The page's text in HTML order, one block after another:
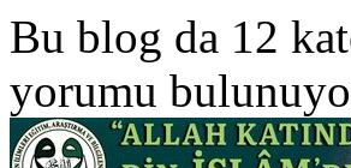
Bu blog da 12
yorumu